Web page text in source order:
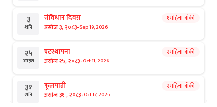
३
शनि
संविधान दिवस
असोज ३, २०८३-Sep 19, 2026
१ महिना बाँकी
२५
आइत
घटस्थापना
असोज २५, २०८३-Oct 11, 2026
२ महिना बाँकी
३१
शनि
फूलपाती
असोज ३१ , २०८३-Oct 17, 2026
२ महिना बाँकी